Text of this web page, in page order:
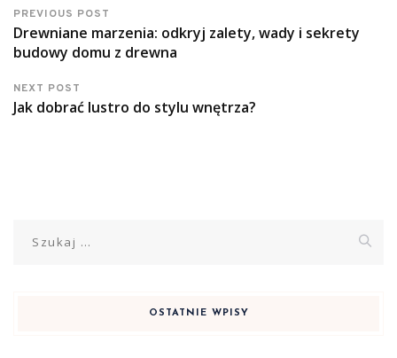
PREVIOUS POST
Drewniane marzenia: odkryj zalety, wady i sekrety
budowy domu z drewna
NEXT POST
Jak dobrać lustro do stylu wnętrza?
OSTATNIE WPISY